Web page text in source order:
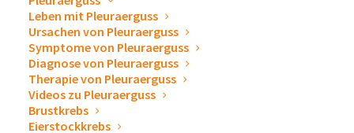
Leben mit Pleuraerguss
Ursachen von Pleuraerguss
Symptome von Pleuraerguss
Diagnose von Pleuraerguss
Therapie von Pleuraerguss
Videos zu Pleuraerguss
Brustkrebs
Eierstockkrebs
festlich und herzlich war auch die
Stimmung.